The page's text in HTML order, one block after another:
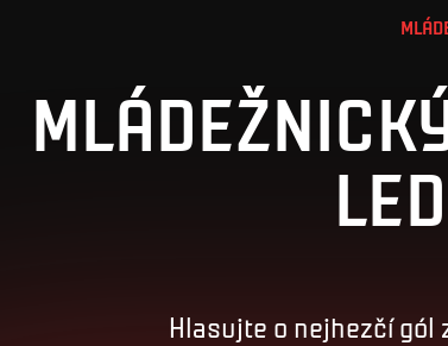
Hlasujte o nejhezčí gól